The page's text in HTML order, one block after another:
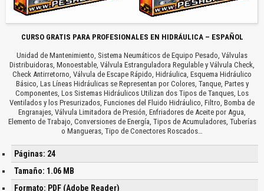
CURSO GRATIS PARA PROFESIONALES EN HIDRÁULICA – ESPAÑOL
Unidad de Mantenimiento, Sistema Neumáticos de Equipo Pesado, Válvulas
Distribuidoras, Monoestable, Válvula Estranguladora Regulable y Válvula Check,
Check Antirretorno, Válvula de Escape Rápido, Hidráulica, Esquema Hidráulico
Básico, Las Líneas Hidráulicas se Representan por Colores, Tanque, Partes y
Componentes, Los Sistemas Hidráulicos Utilizan dos Tipos de Tanques, Los
Ventilados y los Presurizados, Funciones del Fluido Hidráulico, Filtro, Bomba de
Engranajes, Válvula Limitadora de Presión, Enfriadores de Aceite por Agua,
Elemento de Trabajo, Conversiones de Energía, Tipos de Acumuladores, Tuberías
o Mangueras, Tipo de Conectores Roscados…
Páginas: 24
Tamaño: 1.06 MB
Formato: PDF (Adobe Reader)